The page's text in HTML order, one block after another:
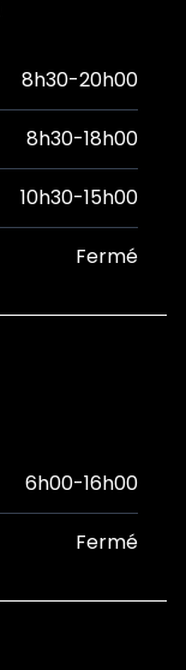
8h30-20h00
8h30-18h00
10h30-15h00
Fermé
6h00-16h00
Fermé